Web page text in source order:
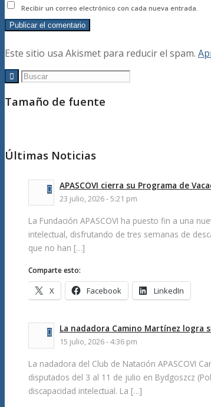
Recibir un correo electrónico con cada nueva entrada.
Este sitio usa Akismet para reducir el spam.
Tamaño de fuente
Últimas Noticias
APASCOVI cierra su Programa de
23 julio, 2026 - 5:21 pm
La Fundación APASCOVI ha puesto fin a una
intelectual, disfrutando de tres semanas de
que no han […]
Comparte esto:
X Facebook LinkedIn
La nadadora Camino Martínez logra
15 julio, 2026 - 4:36 pm
La nadadora del Club de Natación APASCOVI
disputados del 3 al 11 de julio en Bydgoszcz
discapacidad intelectual. La […]